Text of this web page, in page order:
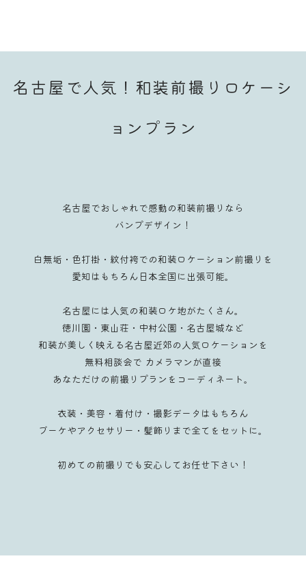
名古屋で人気！ 和装前撮りロケーシ
ョンプラン
名古屋でおしゃれで感動の和装前撮りなら
バンプデザイン！
白無垢・色打掛・紋付袴での和装ロケーション前撮りを
愛知はもちろん日本全国に出張可能。
名古屋には人気の和装ロケ地がたくさん。
徳川園 ・ 東山荘 ・ 中村公園 ・ 名古屋城など
和装が美しく映える名古屋近郊の人気ロケーションを
無料相談会で カメラマンが直接
あなただけの前撮りプランをコーディネート。
衣装・美容・着付け・撮影データはもちろん
ブーケやアクセサリー・髪飾りまで全てをセットに。
初めての前撮りでも安心してお任せ下さい！